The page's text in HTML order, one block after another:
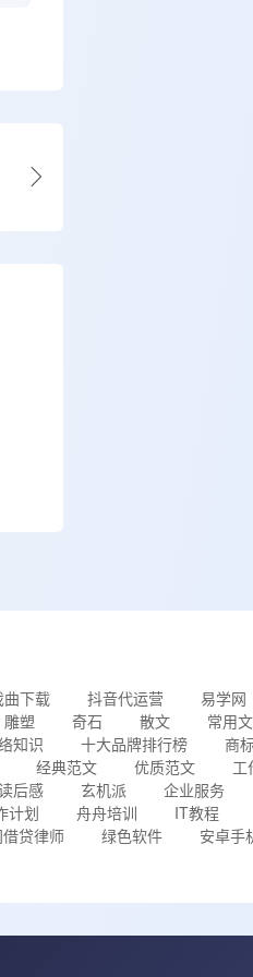
曲下载 抖音代运营 易学网
雕塑
奇石 散文 常用
知识
十大品牌排行榜 商
经典范文
优质范文 工
后感
玄机派 企业服务
计划
舟舟培训 IT教程
贷律师
绿色软件 安卓手